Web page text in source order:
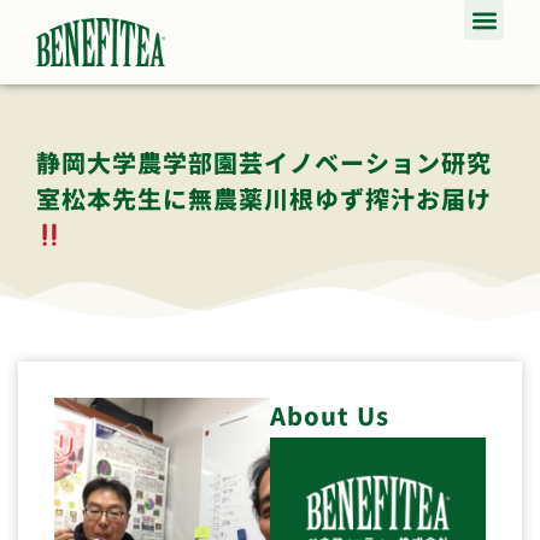
静岡大学農学部園芸イノベーション研究
室松本先生に無農薬川根ゆず搾汁お届け
About Us